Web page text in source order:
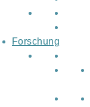
Forschung